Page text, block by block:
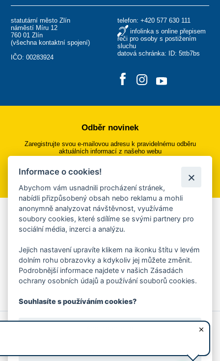
statutární město Zlín
náměstí Míru 12
760 01 Zlín
(všechna kontaktní spojení)
IČO: 00283924
telefon: +420 577 630 111
infolinka s online přepisem
řeči pro osoby s postižením
sluchu
datová schránka: ID: 5ttb7bs
Odběr novinek
Zaregistrujte svou e-mailovou adresu k pravidelnému odběru
aktuálních informací z našeho webu
Přihlásit se k odběru
Aplikace Mobilní rozhlas
Chcete dostávat do svého mobilu či mailu upozornění na
ankety, pozvánky na kulturní a sportovní akce?
Více informací o aplikaci
© 2026 Magistrát města Zlína
Prohlášení o používání cookies
Informace o cookies!
Abychom vám usnadnili procházení stránek,
nabídli přizpůsobený obsah nebo reklamu a mohli
anonymně analyzovat návštěvnost, využíváme
soubory cookies, které sdílíme se svými partnery pro
sociální média, inzerci a analýzu.
Jejich nastavení upravíte klikem na ikonku štítu v levém
dolním rohu obrazovky a kdykoliv jej můžete změnit.
Podrobnější informace najdete v našich Zásadách
ochrany osobních údajů a používání souborů cookies.
Souhlasíte s používáním cookies?